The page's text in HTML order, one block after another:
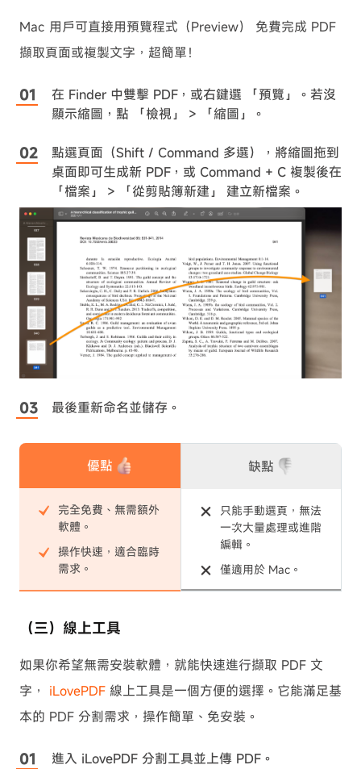
Mac 用戶可直接用預覽程式（Preview） 免費完成 PDF
擷取頁面或複製文字，超簡單！
在 Finder 中雙擊 PDF，或右鍵選 「預覽」。若沒
顯示縮圖，點 「檢視」 > 「縮圖」。
點選頁面（Shift / Command 多選），將縮圖拖到
桌面即可生成新 PDF，或 Command + C 複製後在
「檔案」 > 「從剪貼簿新建」 建立新檔案。
最後重新命名並儲存。
優點
完全免費、無需額外
軟體。
操作快速，適合臨時
需求。
缺點
只能手動選頁，無法
一次大量處理或進階
編輯。
僅適用於 Mac。
（三）線上工具
如果你希望無需安裝軟體，就能快速進行擷取 PDF 文
字， iLovePDF 線上工具是一個方便的選擇。它能滿足基
本的 PDF 分割需求，操作簡單、免安裝。
進入 iLovePDF 分割工具並上傳 PDF。